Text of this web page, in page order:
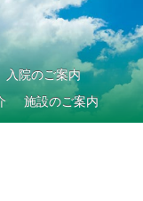
入院のご案内
施設のご案内